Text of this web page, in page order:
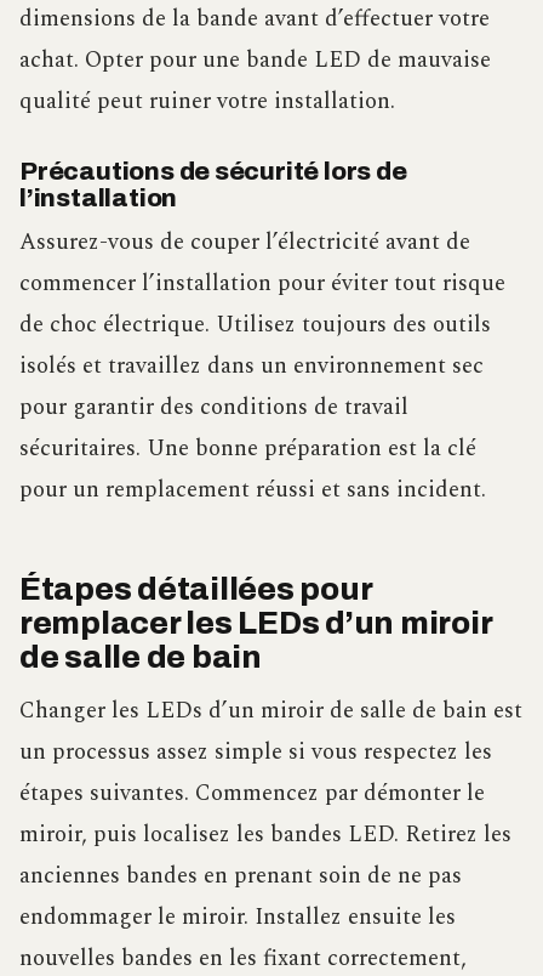
dimensions de la bande avant d’effectuer votre
achat. Opter pour une bande LED de mauvaise
qualité peut ruiner votre installation.
Précautions de sécurité lors de
l’installation
Assurez-vous de couper l’électricité avant de
commencer l’installation pour éviter tout risque
de choc électrique. Utilisez toujours des outils
isolés et travaillez dans un environnement sec
pour garantir des conditions de travail
sécuritaires. Une bonne préparation est la clé
pour un remplacement réussi et sans incident.
Étapes détaillées pour
remplacer les LEDs d’un miroir
de salle de bain
Changer les LEDs d’un miroir de salle de bain est
un processus assez simple si vous respectez les
étapes suivantes. Commencez par démonter le
miroir, puis localisez les bandes LED. Retirez les
anciennes bandes en prenant soin de ne pas
endommager le miroir. Installez ensuite les
nouvelles bandes en les fixant correctement,